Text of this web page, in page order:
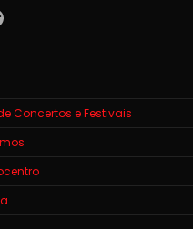
Concertos e Festivais